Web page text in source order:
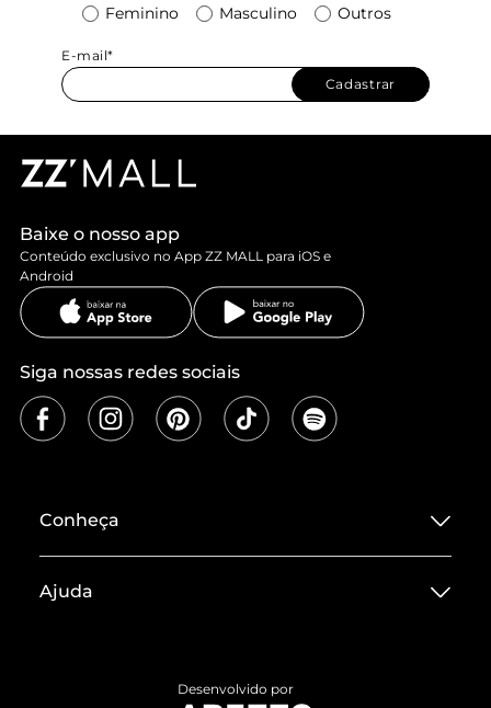
Feminino Masculino Outros
E-mail*
Cadastrar
Baixe o nosso app
Conteúdo exclusivo no App ZZ MALL para iOS e
Android
Siga nossas redes sociais
Conheça
Termos de Uso
Ajuda
Desenvolvido por